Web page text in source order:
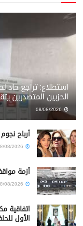
استطلاع: تراجع حاد
الحزبين المتصدرين يتقلص
08/08/2026
أرباح
أزمة
اتفاقية
الأول